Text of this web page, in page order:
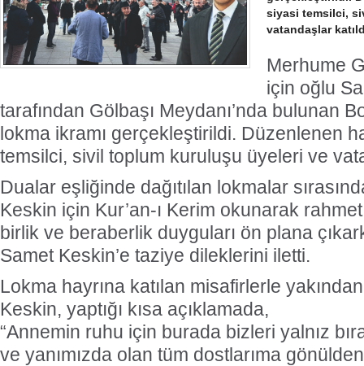
siyasi temsilci,
vatandaşlar
Merhume
için oğlu
tarafından Gölbaşı Meydanı’nda bulunan
lokma ikramı gerçekleştirildi. Düzenlenen
temsilci, sivil toplum kuruluşu üyeleri ve
Dualar eşliğinde dağıtılan lokmalar
Keskin için Kur’an-ı Kerim okunarak
birlik ve beraberlik duyguları ön plana
Samet Keskin’e taziye dileklerini iletti.
Lokma hayrına katılan misafirlerle
Keskin, yaptığı kısa açıklamada,
“Annemin ruhu için burada bizleri yalnız
ve yanımızda olan tüm dostlarıma